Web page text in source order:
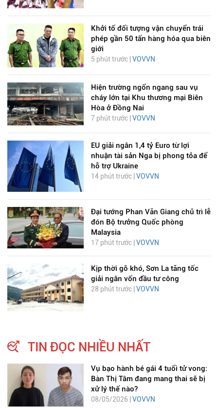
Khởi tố đối tượng vận chuyển trái
phép gần 50 tấn hàng hóa qua biên
giới
5 phút trước |VOVVN
Hiện trường ngổn ngang sau vụ
cháy lớn tại Khu thương mại Biên
Hòa ở Đồng Nai
7 phút trước | VOVVN
EU giải ngân 1,4 tỷ Euro từ lợi
nhuận tài sản Nga bị phong tỏa để
hỗ trợ Ukraine
14 phút trước | VOVVN
Đại tướng Phan Văn Giang chủ trì lễ
đón Bộ trưởng Quốc phòng
Malaysia
17 phút trước | VOVVN
Kịp thời gỡ khó, Sơn La tăng tốc
giải ngân vốn đầu tư công
28 phút trước | VOVVN
TIN ĐỌC NHIỀU NHẤT
Vụ bạo hành bé gái 4 tuổi tử vong:
Bàn Thị Tâm đang mang thai sẽ bị
xử lý thế nào?
08/05/2026 | VOVVN